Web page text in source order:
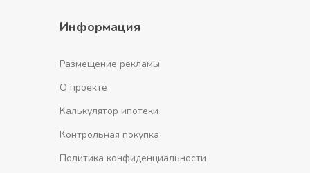
Информация
Размещение рекламы
О проекте
Калькулятор ипотеки
Контрольная покупка
Политика конфиденциальности